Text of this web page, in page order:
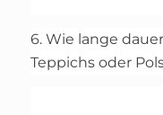
6. Wie lange
Teppichs oder